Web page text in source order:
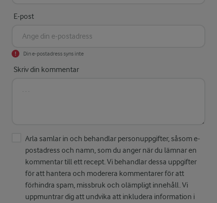
E-post
Din e-postadress syns inte
Skriv din kommentar
Arla samlar in och behandlar personuppgifter, såsom e-
postadress och namn, som du anger när du lämnar en
kommentar till ett recept. Vi behandlar dessa uppgifter
för att hantera och moderera kommentarer för att
förhindra spam, missbruk och olämpligt innehåll. Vi
uppmuntrar dig att undvika att inkludera information i